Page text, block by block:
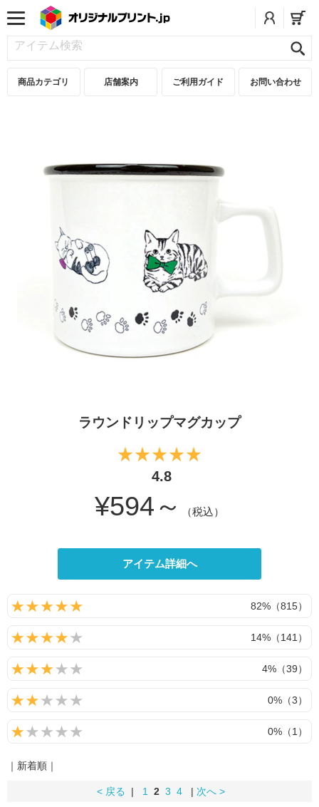
商品カテゴリ 店舗案内 ご利用ガイド お問い合わせ
ラウンドリップマグカップ
4.8
¥594～ （税込）
アイテム詳細へ
82%（815）
14%（141）
4%（39）
0%（3）
0%（1）
｜新着順｜
< 戻る | 1 2 3 4 | 次へ >